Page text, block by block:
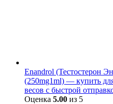
Enandrol (Тестостерон
(250mg1ml) — купить
весов с быстрой
Оценка 5.00 из 5